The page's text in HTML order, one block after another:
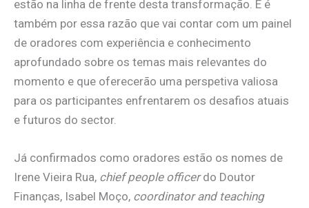
estão na linha de frente desta transformação. E é
também por essa razão que vai contar com um painel
de oradores com experiência e conhecimento
aprofundado sobre os temas mais relevantes do
momento e que oferecerão uma perspetiva valiosa
para os participantes enfrentarem os desafios atuais
e futuros do sector.
Já confirmados como oradores estão os nomes de
Irene Vieira Rua, chief people officerdo Doutor
Finanças, Isabel Moço, coordinator and teaching